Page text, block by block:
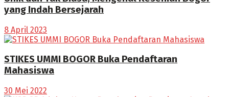
yang Indah Bersejarah
8 April 2023
STIKES UMMI BOGOR Buka Pendaftaran
Mahasiswa
30 Mei 2022